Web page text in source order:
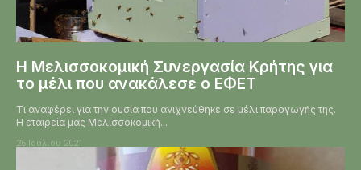
Η Μελισσοκομική Συνεργασία Κρήτης για
το μέλι που ανακάλεσε ο ΕΦΕΤ
Τι αναφέρει για την ουσία που ανιχνεύθηκε σε μέλι παραγωγής της.
Η εταιρεία μας Μελισσοκομική...
26 Ιουλίου 2021